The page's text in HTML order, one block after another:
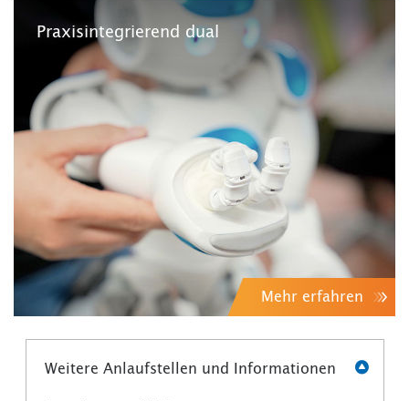
Praxisintegrierend dual
Mehr erfahren
Weitere Anlaufstellen und Informationen